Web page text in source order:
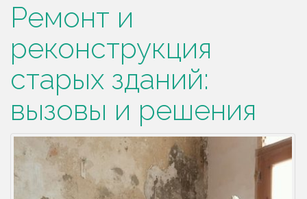
Ремонт и
реконструкция
старых зданий:
вызовы и решения